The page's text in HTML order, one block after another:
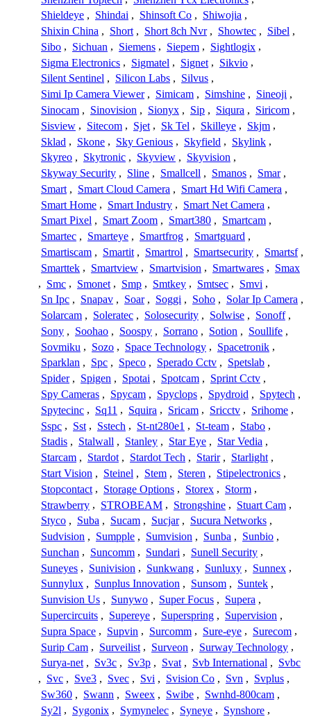
Shieldeye , Shindai , Shinsoft Co , Shiwojia ,
Shixin China , Short , Short 8ch Nvr , Showtec , Sibel ,
Sibo , Sichuan , Siemens , Siepem , Sightlogix ,
Sigma Electronics , Sigmatel , Signet , Sikvio ,
Silent Sentinel , Silicon Labs , Silvus ,
Simi Ip Camera Viewer , Simicam , Simshine , Sineoji ,
Sinocam , Sinovision , Sionyx , Sip , Siqura , Siricom ,
Sisview , Sitecom , Sjet , Sk Tel , Skilleye , Skjm ,
Sklad , Skone , Sky Genious , Skyfield , Skylink ,
Skyreo , Skytronic , Skyview , Skyvision ,
Skyway Security , Sline , Smallcell , Smanos , Smar ,
Smart , Smart Cloud Camera , Smart Hd Wifi Camera ,
Smart Home , Smart Industry , Smart Net Camera ,
Smart Pixel , Smart Zoom , Smart380 , Smartcam ,
Smartec , Smarteye , Smartfrog , Smartguard ,
Smartiscam , Smartit , Smartrol , Smartsecurity , Smartsf ,
Smarttek , Smartview , Smartvision , Smartwares , Smax
, Smc , Smonet , Smp , Smtkey , Smtsec , Smvi ,
Sn Ipc , Snapav , Soar , Soggi , Soho , Solar Ip Camera ,
Solarcam , Soleratec , Solosecurity , Solwise , Sonoff ,
Sony , Soohao , Soospy , Sorrano , Sotion , Soullife ,
Sovmiku , Sozo , Space Technology , Spacetronik ,
Sparklan , Spc , Speco , Sperado Cctv , Spetslab ,
Spider , Spigen , Spotai , Spotcam , Sprint Cctv ,
Spy Cameras , Spycam , Spyclops , Spydroid , Spytech ,
Spytecinc , Sq11 , Squira , Sricam , Sricctv , Srihome ,
Sspc , Sst , Sstech , St-nt280e1 , St-team , Stabo ,
Stadis , Stalwall , Stanley , Star Eye , Star Vedia ,
Starcam , Stardot , Stardot Tech , Starir , Starlight ,
Start Vision , Steinel , Stem , Steren , Stipelectronics ,
Stopcontact , Storage Options , Storex , Storm ,
Strawberry , STROBEAM , Strongshine , Stuart Cam ,
Styco , Suba , Sucam , Sucjar , Sucura Networks ,
Sudvision , Sumpple , Sumvision , Sunba , Sunbio ,
Sunchan , Suncomm , Sundari , Sunell Security ,
Suneyes , Sunivision , Sunkwang , Sunluxy , Sunnex ,
Sunnylux , Sunplus Innovation , Sunsom , Suntek ,
Sunvision Us , Sunywo , Super Focus , Supera ,
Supercircuits , Supereye , Superspring , Supervision ,
Supra Space , Supvin , Surcomm , Sure-eye , Surecom ,
Surip Cam , Surveilist , Surveon , Surway Technology ,
Surya-net , Sv3c , Sv3p , Svat , Svb International , Svbc
, Svc , Sve3 , Svec , Svi , Svision Co , Svn , Svplus ,
Sw360 , Swann , Sweex , Swibe , Swnhd-800cam ,
Sy2l , Sygonix , Symynelec , Syneye , Synshore ,